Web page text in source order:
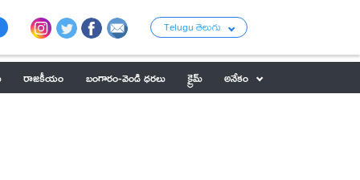
Telugu తెలుగు
రాజకీయం బంగారం-వెండి ధరలు క్రైమ్
అనేకం